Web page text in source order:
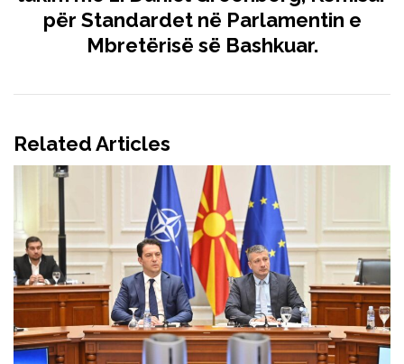
për Standardet në Parlamentin e
Mbretërisë së Bashkuar.
Related Articles